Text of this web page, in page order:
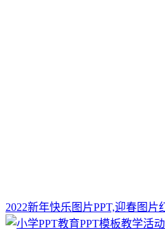
2022新年快乐图片PPT,迎春图片